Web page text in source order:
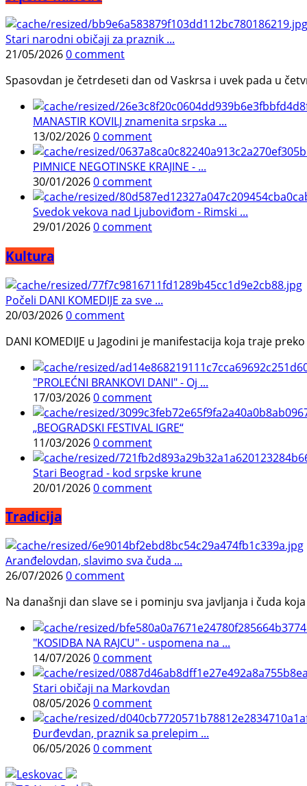
Stari narodni običaji za praznik ...
21/05/20260 comment
Spasovdan je četrdeseti dan od Vaskrsa i uvek pada u
MANASTIR KOVILJ znamenita srpska ...
13/02/20260 comment
PIMNICE NEGOTINSKE KRAJINE - ...
30/01/20260 comment
Svedok vekova nad Ljuboviđom - Rimski ...
29/01/20260 comment
Kultura
Počeli DANI KOMEDIJE za sve ...
20/03/20260 comment
DANI KOMEDIJE u Jagodini je manifestacija koja traje
"PROLEĆNI BRANKOVI DANI" - Oj ...
17/03/20260 comment
„BEOGRADSKI FESTIVAL IGRE“
11/03/20260 comment
Stari Beograd - kod srpske krune
20/01/20260 comment
Tradicija
Aranđelovdan, slavimo sva čuda ...
26/07/20260 comment
Na današnji dan slave se i pominju sva javljanja i čuda
"KOSIDBA NA RAJCU" - uspomena na ...
14/07/20260 comment
Stari običaji na Markovdan
08/05/20260 comment
Đurđevdan, praznik sa prelepim ...
06/05/20260 comment